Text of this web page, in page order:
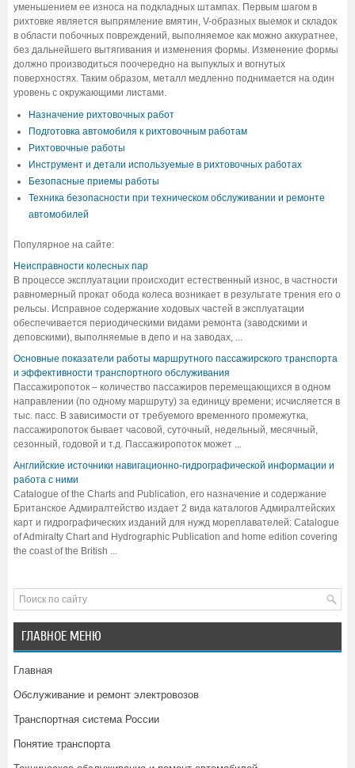
уменьшением ее износа на подкладных штампах. Первым шагом в
рихтовке является выпрямление вмятин, V-образных выемок и складок
в области побочных повреждений, выполняемое как можно аккуратнее,
без дальнейшего вытягивания и изменения формы. Изменение формы
должно производиться поочередно на выпуклых и вогнутых
поверхностях. Таким образом, металл медленно поднимается на один
уровень с окружающими листами.
Назначение рихтовочных работ
Подготовка автомобиля к рихтовочным работам
Рихтовочные работы
Инструмент и детали используемые в рихтовочных работах
Безопасные приемы работы
Техника безопасности при техническом обслуживании и ремонте
автомобилей
Популярное на сайте:
Неисправности колесных пар
В процессе эксплуатации происходит естественный износ, в частности
равномерный прокат обода колеса возникает в результате трения его о
рельсы. Исправное содержание ходовых частей в эксплуатации
обеспечивается периодическими видами ремонта (заводскими и
деповскими), выполняемые в депо и на заводах, ...
Основные показатели работы маршрутного пассажирского транспорта
и эффективности транспортного обслуживания
Пассажиропоток – количество пассажиров перемещающихся в одном
направлении (по одному маршруту) за единицу времени; исчисляется в
тыс. пасс. В зависимости от требуемого временного промежутка,
пассажиропоток бывает часовой, суточный, недельный, месячный,
сезонный, годовой и т.д. Пассажиропоток может ...
Английские источники навигационно-гидрографической информации и
работа с ними
Catalogue of the Charts and Publication, его назначение и содержание
Британское Адмиралтейство издает 2 вида каталогов Адмиралтейских
карт и гидрографических изданий для нужд мореплавателей: Catalogue
of Admiralty Chart and Hydrographic Publication and home edition covering
the coast of the British ...
ГЛАВНОЕ МЕНЮ
Главная
Обслуживание и ремонт электровозов
Транспортная система России
Понятие транспорта